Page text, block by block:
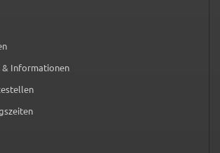
& Informationen